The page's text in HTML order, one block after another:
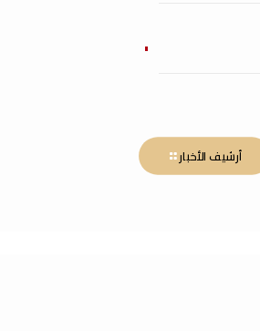
أرشيف الأخبار